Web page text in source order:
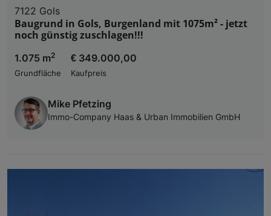
7122 Gols
Baugrund in Gols, Burgenland mit 1075m² - jetzt
noch günstig zuschlagen!!!
1.075 m2
Grundfläche
€ 349.000,00
Kaufpreis
Mike Pfetzing
Immo-Company Haas & Urban Immobilien GmbH